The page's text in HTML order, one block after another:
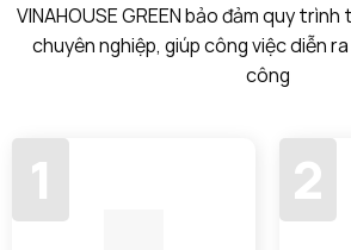
VINAHOUSE GREEN bảo đảm quy
chuyên nghiệp, giúp công việc diễn
công
1 2